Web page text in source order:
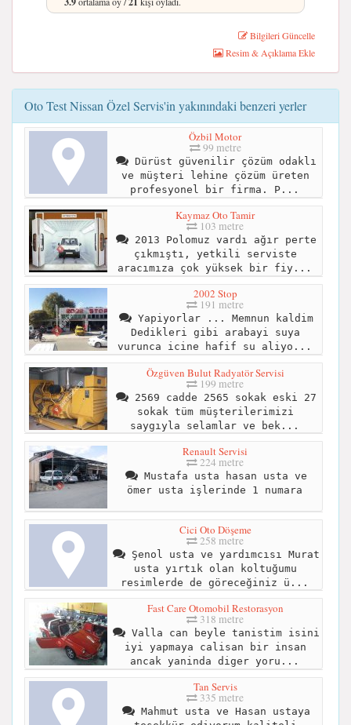
Bilgileri Güncelle
Resim & Açıklama Ekle
Oto Test Nissan Özel Servis'in yakınındaki benzeri yerler
Özbil Motor
99 metre
Dürüst güvenilir çözüm odaklı
ve müşteri lehine çözüm üreten
profesyonel bir firma. P...
Kaymaz Oto Tamir
103 metre
2013 Polomuz vardı ağır perte
çıkmıştı, yetkili serviste
aracımıza çok yüksek bir fiy...
2002 Stop
191 metre
Yapiyorlar ... Memnun kaldim
Dedikleri gibi arabayi suya
vurunca icine hafif su aliyo...
Özgüven Bulut Radyatör Servisi
199 metre
2569 cadde 2565 sokak eski 27
sokak tüm müşterilerimizi
saygıyla selamlar ve bek...
Renault Servisi
224 metre
Mustafa usta hasan usta ve
ömer usta işlerinde 1 numara
Cici Oto Döşeme
258 metre
Şenol usta ve yardımcısı Murat
usta yırtık olan koltuğumu
resimlerde de göreceğiniz ü...
Fast Care Otomobil Restorasyon
318 metre
Valla can beyle tanistim isini
iyi yapmaya calisan bir insan
ancak yaninda diger yoru...
Tan Servis
335 metre
Mahmut usta ve Hasan ustaya